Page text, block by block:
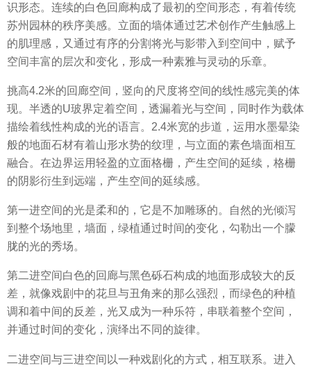
识形态。连续的白色回廊构成了最初的空间形态，有着传统
苏州园林的秩序美感。立面的墙体通过艺术创作产生触感上
的肌理感，又通过有序的分割将光与影带入到空间中，赋予
空间丰富的层次和变化，形成一种素雅与灵动的乐章。
挑高4.2米的回廊空间，竖向的尺度将空间的线性感完美的体
现。半透的U玻界定着空间，透漏着光与空间，同时作为载体
描绘着线性构成的光的语言。2.4米宽的步道，运用水墨晕染
般的地面石材有着山形水势的纹理，与立面的素色墙面相互
融合。在边界运用轻盈的立面格栅，产生空间的延续，格栅
的阴影衍生到远端，产生空间的延续感。
第一进空间的光是柔和的，它是不加雕琢的。自然的光倾泻
到整个场地里，墙面，绿植通过时间的变化，勾勒出一个朦
胧的光的秀场。
第二进空间白色的回廊与黑色砾石构成的地面形成较大的反
差，就像戏剧中的花旦与丑角来的那么强烈，而绿色的种植
调和着中间的反差，光又成为一种乐符，串联着整个空间，
并通过时间的变化，演绎出不同的旋律。
二进空间与三进空间以一种戏剧化的方式，相互联系。进入